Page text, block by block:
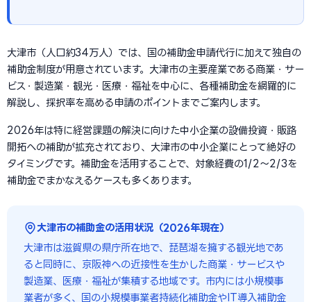
大津市（人口約34万人）では、国の補助金申請代行に加えて独自の
補助金制度が用意されています。大津市の主要産業である商業・サー
ビス・製造業・観光・医療・福祉を中心に、各種補助金を網羅的に
解説し、採択率を高める申請のポイントまでご案内します。
2026年は特に経営課題の解決に向けた中小企業の設備投資・販路
開拓への補助が拡充されており、大津市の中小企業にとって絶好の
タイミングです。補助金を活用することで、対象経費の1/2〜2/3を
補助金でまかなえるケースも多くあります。
大津市の補助金の活用状況（2026年現在）
大津市は滋賀県の県庁所在地で、琵琶湖を擁する観光地であ
ると同時に、京阪神への近接性を生かした商業・サービスや
製造業、医療・福祉が集積する地域です。市内には小規模事
業者が多く、国の小規模事業者持続化補助金やIT導入補助金